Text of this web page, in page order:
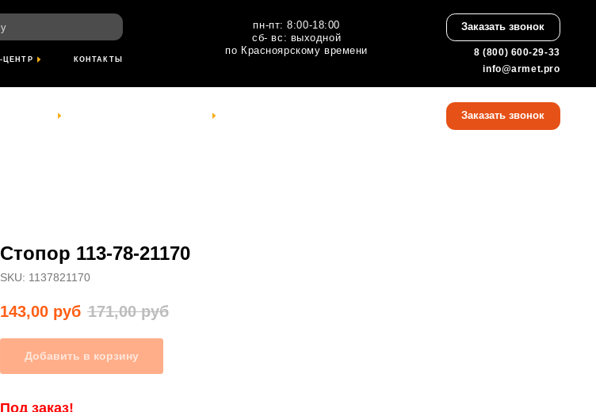
пн-пт: 8:00-18:00
сб- вс: выходной
по Красноярскому времени
Стопор 113-78-21170
SKU: 1137821170
143,00 руб 171,00 руб
Добавить в корзину
Под заказ!